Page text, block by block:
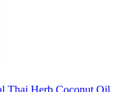
Thai Herb Coconut Oil